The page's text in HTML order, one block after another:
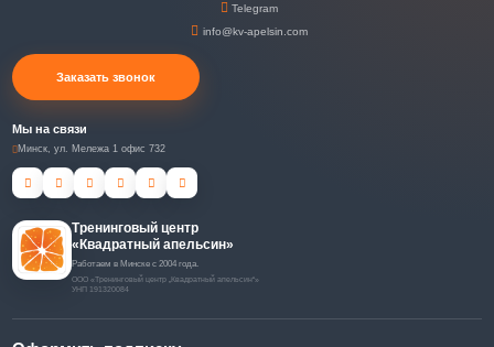
Тренинговый центр
«Квадратный апельсин»
Работаем в Минске с 2004 года.
ООО «Тренинговый центр „Квадратный апельсин“»
УНП 191320084
Telegram
info@kv-apelsin.com
Заказать звонок
Мы на связи
Минск, ул. Мележа 1 офис 732